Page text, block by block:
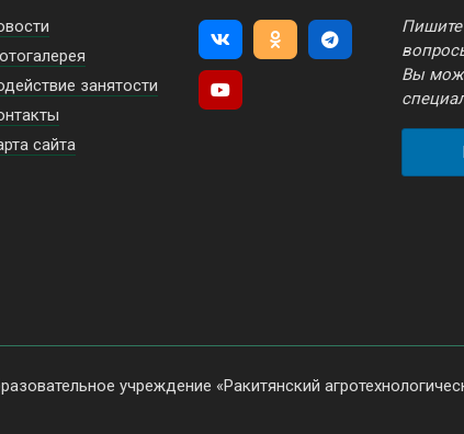
занятости
сайта
Вы
учреждение «Ракитянский